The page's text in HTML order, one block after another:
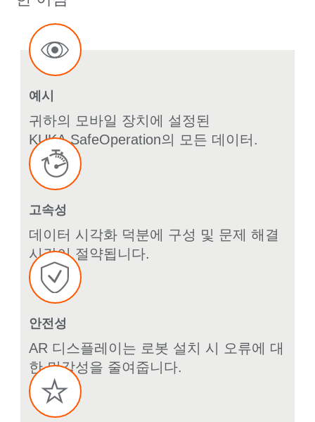
예시
귀하의 모바일 장치에 설정된
KUKA.SafeOperation의 모든 데이터.
고속성
데이터 시각화 덕분에 구성 및 문제 해결
시간이 절약됩니다.
안전성
AR 디스플레이는 로봇 설치 시 오류에 대
한 민감성을 줄여줍니다.